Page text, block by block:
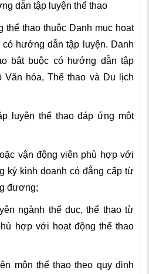
dẫn tập luyện thể thao
thể thao thuộc Danh mục hoạt
hướng dẫn tập luyện. Danh
bắt buộc có hướng dẫn tập
Văn hóa, Thể thao và Du lịch
luyện thể thao đáp ứng một
vận động viên phù hợp với
ký kinh doanh có đẳng cấp từ
đương;
ngành thể dục, thể thao từ
hợp với hoạt động thể thao
môn thể thao theo quy định